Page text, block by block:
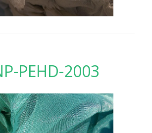
PEHD-2003